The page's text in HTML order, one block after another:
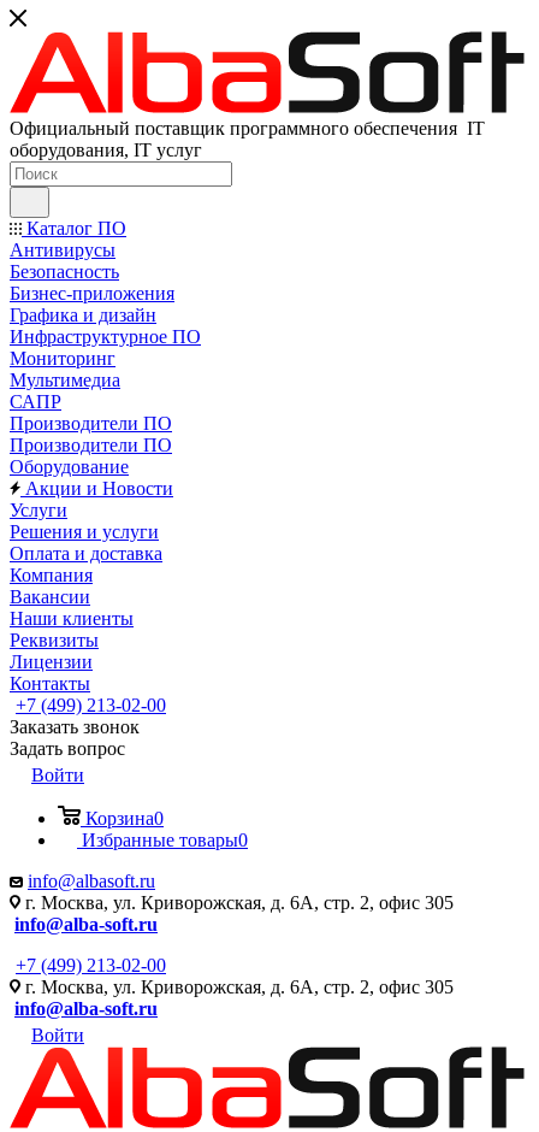
Официальный поставщик программного обеспечения IT
оборудования, IT услуг
Каталог ПО
Антивирусы
Безопасность
Бизнес-приложения
Графика и дизайн
Инфраструктурное ПО
Мониторинг
Мультимедиа
САПР
Производители ПО
Производители ПО
Оборудование
Акции и Новости
Услуги
Решения и услуги
Оплата и доставка
Компания
Вакансии
Наши клиенты
Реквизиты
Лицензии
Контакты
+7 (499) 213-02-00
Заказать звонок
Задать вопрос
Войти
Корзина0
Избранные товары0
info@albasoft.ru
г. Москва, ул. Криворожская, д. 6А, стр. 2, офис 305
info@alba-soft.ru
+7 (499) 213-02-00
г. Москва, ул. Криворожская, д. 6А, стр. 2, офис 305
info@alba-soft.ru
Войти